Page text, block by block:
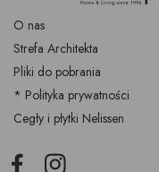
O nas
Strefa Architekta
Pliki do pobrania
* Polityka prywatności
Cegły i płytki Nelissen
FacebookInstagram